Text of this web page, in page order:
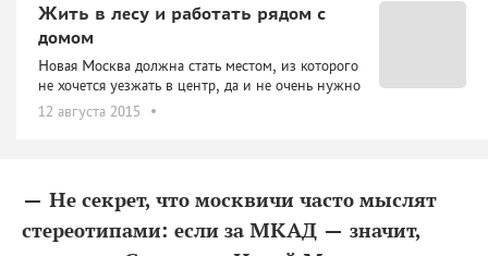
Жить в лесу и работать рядом с
домом
Новая Москва должна стать местом, из которого
не хочется уезжать в центр, да и не очень нужно
12 августа 2015
— Не секрет, что москвичи часто мыслят
стереотипами: если за МКАД — значит,